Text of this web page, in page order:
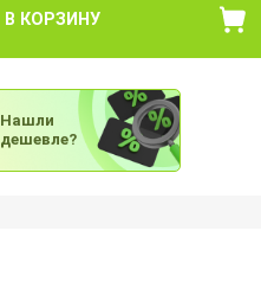
В КОРЗИНУ
Нашли
дешевле?